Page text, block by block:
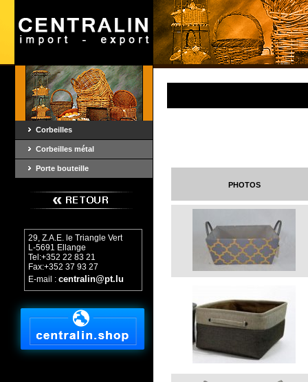
Corbeilles
Corbeilles métal
Porte bouteille
29, Z.A.E. le Triangle Vert
L-5691 Ellange
Tel:+352 22 83 21
Fax:+352 37 93 27
E-mail : centralin@pt.lu
photos